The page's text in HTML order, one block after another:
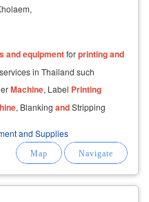
andequipmentforprintingand
in Thailand such
Machine, Label Printing
, Blanking andStripping
and Supplies